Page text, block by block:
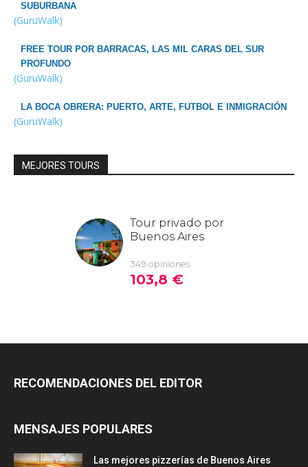
SUBURBANA
(GuruWalk)
FREE TOUR POR BARRACAS, LAS MIL CARAS DEL SUR
PROFUNDO
(GuruWalk)
LA BOCA OBRERA: PUERTO, ARTE, FUTBOL E INMIGRACIÓN
(GuruWalk)
MEJORES TOURS
RECOMENDACIONES DEL EDITOR
MENSAJES POPULARES
Las mejores pizzerías de Buenos Aires